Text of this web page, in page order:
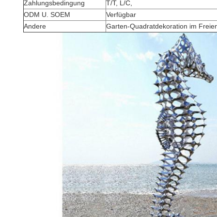
Zahlungsbedingung
T/T, L/C,
ODM U. SOEM
Verfügbar
Andere
Garten-Quadratdekoration im